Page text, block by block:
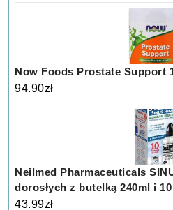
Now Foods Prostate Support
94.90zł
Neilmed Pharmaceuticals
dorosłych z butelką 240ml i
43.99zł